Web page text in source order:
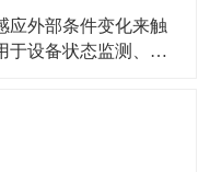
应外部条件变化来触
于设备状态监测、安
按压、位移）使内部
路。 示